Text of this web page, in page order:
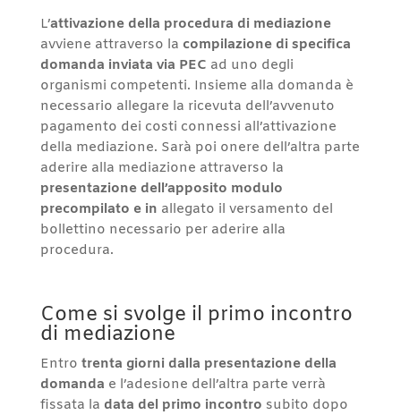
L’attivazione della procedura di mediazione
avviene attraverso la compilazione di specifica
domanda inviata via PEC ad uno degli
organismi competenti. Insieme alla domanda è
necessario allegare la ricevuta dell’avvenuto
pagamento dei costi connessi all’attivazione
della mediazione. Sarà poi onere dell’altra parte
aderire alla mediazione attraverso la
presentazione dell’apposito modulo
precompilato e in allegato il versamento del
bollettino necessario per aderire alla
procedura.
Come si svolge il primo incontro
di mediazione
Entro trenta giorni dalla presentazione della
domanda e l’adesione dell’altra parte verrà
fissata la data del primo incontro subito dopo